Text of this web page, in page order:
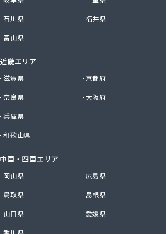
石川県
福井県
富山県
近畿エリア
滋賀県
京都府
奈良県
大阪府
兵庫県
和歌山県
中国・四国エリア
岡山県
広島県
鳥取県
島根県
山口県
愛媛県